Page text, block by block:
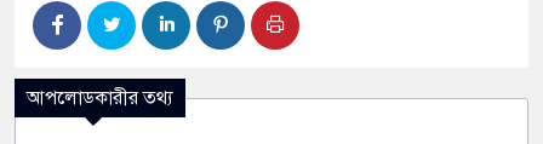
আপলোডকারীর তথ্য